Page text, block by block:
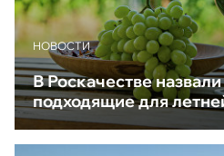
НОВОСТИ
В Роскачестве
подходящие для